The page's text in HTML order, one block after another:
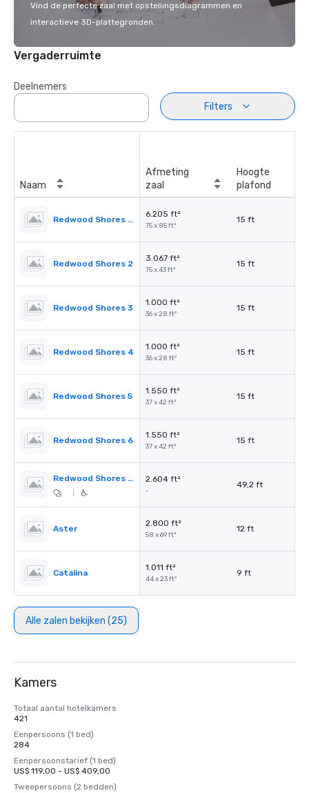
Vind de perfecte zaal met opstellingsdiagrammen en
interactieve 3D-plattegronden.
Vergaderruimte
Deelnemers
Filters
Naam
Afmeting
zaal
Hoogte
plafond
Redwood Shores Ballroom
6.205 ft²
75 x 85 ft²
15 ft
Redwood Shores 2
3.067 ft²
75 x 43 ft²
15 ft
Redwood Shores 3
1.000 ft²
36 x 28 ft²
15 ft
Redwood Shores 4
1.000 ft²
36 x 28 ft²
15 ft
Redwood Shores 5
1.550 ft²
37 x 42 ft²
15 ft
Redwood Shores 6
1.550 ft²
37 x 42 ft²
15 ft
Redwood Shores Pre-Function 2.604 ft²
-
49,2 ft
Aster
2.800 ft²
58 x 69 ft²
12 ft
Catalina
1.011 ft²
44 x 23 ft²
9 ft
Alle zalen bekijken (25)
Kamers
Totaal aantal hotelkamers
421
Eenpersoons (1 bed)
284
Eenpersoonstarief (1 bed)
US$ 119,00 - US$ 409,00
Tweepersoons (2 bedden)